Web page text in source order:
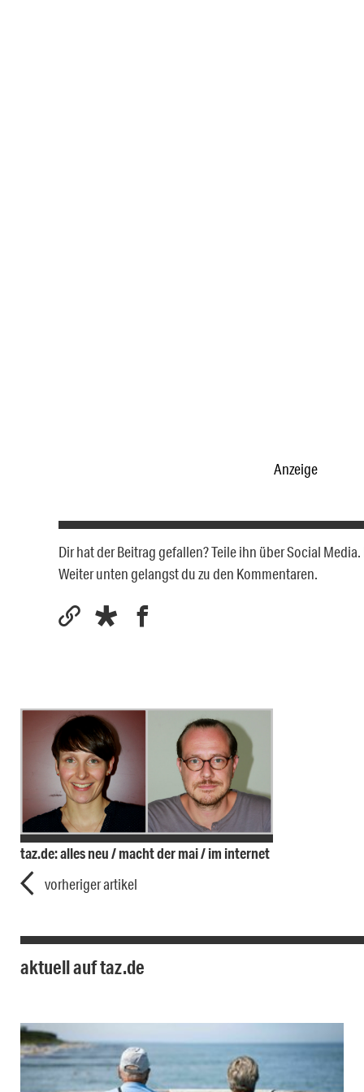
Anzeige
Dir hat der Beitrag gefallen? Teile ihn über Social
Weiter unten gelangst du zu den Kommentaren.
taz.de: alles neu / macht der mai / im internet
vorheriger artikel
aktuell auf taz.de